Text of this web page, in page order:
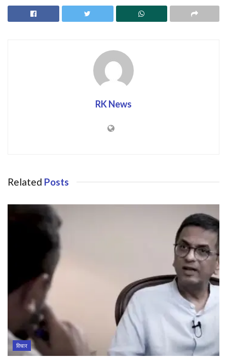
RK News
Related Posts
विचार